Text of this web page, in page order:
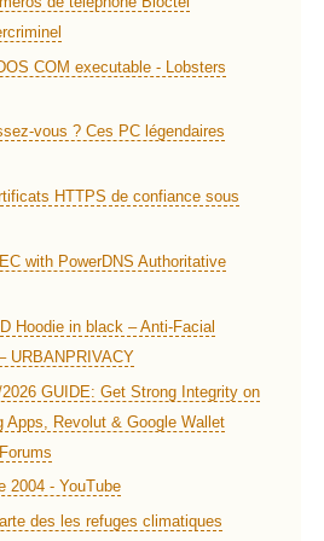
COM executable - Lobsters
vous ? Ces PC légendaires
HTTPS de confiance sous
with PowerDNS Authoritative
Hoodie in black – Anti-Facial
URBANPRIVACY
GUIDE: Get Strong Integrity on
Apps, Revolut & Google Wallet
2004 - YouTube
des les refuges climatiques